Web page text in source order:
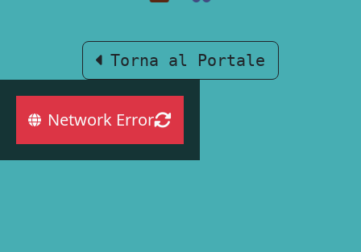
Torna al Portale
Network Error